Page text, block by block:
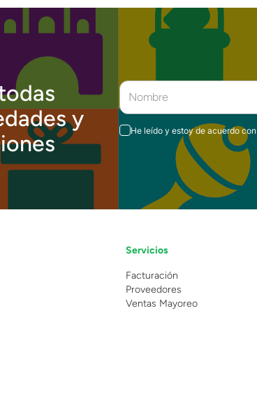
y
He leído y estoy de acuerdo con
Servicios
Facturación
Proveedores
Ventas Mayoreo